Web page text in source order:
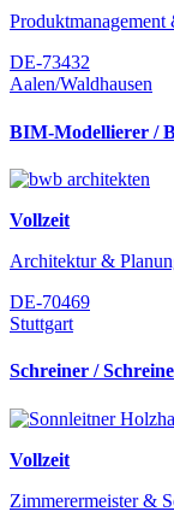
DE-73432
Aalen/Waldhausen
BIM-Modellierer /
Vollzeit
Architektur &
DE-70469
Stuttgart
Schreiner /
Vollzeit
Zimmerermeister &